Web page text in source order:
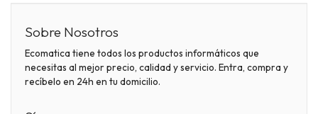
Sobre Nosotros
Ecomatica tiene todos los productos informáticos que
necesitas al mejor precio, calidad y servicio. Entra, compra y
recíbelo en 24h en tu domicilio.